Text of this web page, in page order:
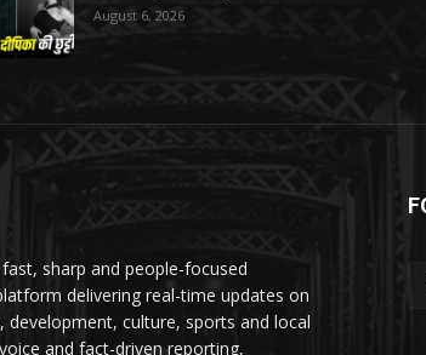
August 6, 2026
sharp and people-focused
delivering real-time updates on
development, culture, sports and local
and fact-driven reporting,